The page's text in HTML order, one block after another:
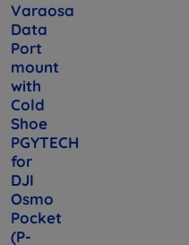
Varaosa
Data
Port
mount
with
Cold
Shoe
PGYTECH
for
DJI
Osmo
Pocket
(P-